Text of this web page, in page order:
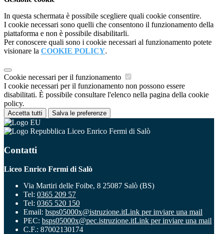
In questa schermata è possibile scegliere quali cookie consentire.
I cookie necessari sono quelli che consentono il funzionamento della
piattaforma e non è possibile disabilitarli.
Per conoscere quali sono i cookie necessari al funzionamento potete
visionare la COOKIE POLICY.
Cookie necessari per il funzionamento
I cookie necessari per il funzionamento non possono essere
disabilitati. È possibile consultare l'elenco nella pagina della cookie
policy.
Accetta tutti Salva le preferenze
Liceo Enrico Fermi di Salò
Contatti
Liceo Enrico Fermi di Salò
Via Martiri delle Foibe, 8 25087 Salò (BS)
Tel: 0365 209 57
Tel: 0365 520 150
Email: bsps05000x@istruzione.itLink per inviare una mail
PEC: bsps05000x@pec.istruzione.itLink per inviare una mail
C.F.: 87002130174